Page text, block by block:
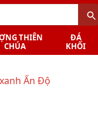
THIÊN
CHÚA
ĐÁ
KHỐI
Ấn Độ